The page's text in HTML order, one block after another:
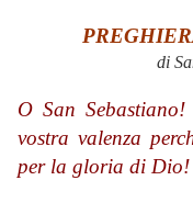
di
O San
vostra valenza
per la gloria di Dio!